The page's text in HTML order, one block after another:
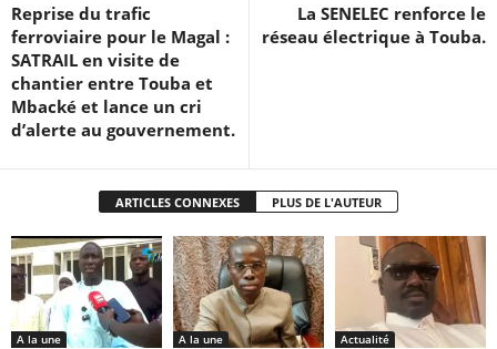
Reprise du trafic
ferroviaire pour le Magal :
SATRAIL en visite de
chantier entre Touba et
Mbacké et lance un cri
d’alerte au gouvernement.
La SENELEC renforce le
réseau électrique à Touba.
ARTICLES CONNEXES PLUS DE L'AUTEUR
A la une A la une Actualité